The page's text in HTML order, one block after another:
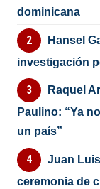
dominicana
Hansel
investigación
Raquel
Paulino: “Ya
un país”
Juan
ceremonia de